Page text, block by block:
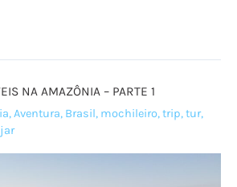
NA AMAZÔNIA – PARTE 1
,Aventura, Brasil, mochileiro,trip,tur,